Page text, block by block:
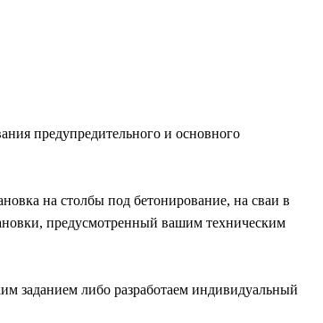
предупредительного и основного
на столбы под бетонирование, на сваи в
предусмотренный вашим техническим
заданием либо разработаем индивидуальный